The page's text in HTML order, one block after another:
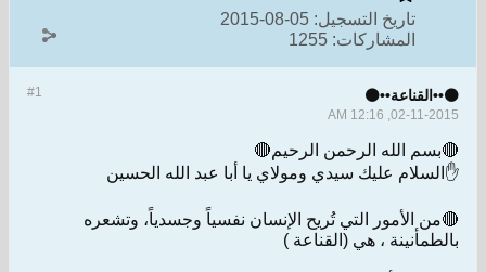
تاريخ التسجيل: 05-08-2015
المشاركات: 1255
#1 ⚫••القناعة••⚫
02-11-2015, 12:16 AM
🔴بسم الله الرحمن الرحيم🔴
✋السلام عليك سيدي ومولاي يا أبا عبد الله الحسين
🔴من الأمور التي تُريح الإنسان نفسياً وجسدياً، وتشعره
بالطمأنينة ، هي (القناعة )